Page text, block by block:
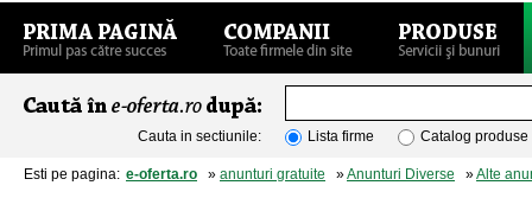
Cauta in sectiunile: Lista firme Catalog produse
Esti pe pagina: e-oferta.ro » anunturi gratuite »Anunturi Diverse »Alte